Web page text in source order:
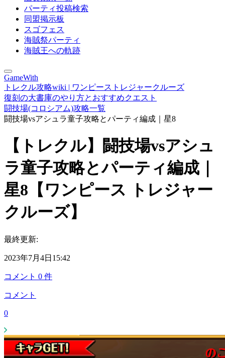
パーティ投稿検索
同盟掲示板
スゴフェス
海賊祭パーティ
海賊王への軌跡
GameWith
トレクル攻略wiki | ワンピーストレジャークルーズ
復刻の大書庫のやり方とおすすめクエスト
闘技場(コロシアム)攻略一覧
闘技場vsアシュラ童子攻略とパーティ編成｜星8
【トレクル】闘技場vsアシュ
ラ童子攻略とパーティ編成｜
星8【ワンピース トレジャー
クルーズ】
最終更新:
2023年7月4日15:42
コメント 0 件
コメント
0